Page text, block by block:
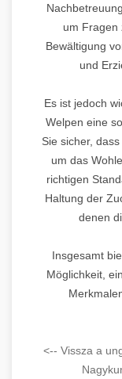
um Fragen
Bewältigung
und
Es ist jedoch
Welpen eine
Sie sicher,
um das
richtigen
Haltung der
denen
Insgesamt
Möglichkeit,
<-- Vissza a